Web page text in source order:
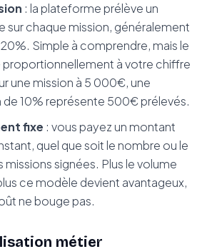
: la plateforme prélève un
sur chaque mission, généralement
Simple à comprendre, mais le
à votre chiffre
une mission à 5 000€, une
10% représente 500€ prélevés.
fixe : vous payez un montant
quel que soit le nombre ou le
signées. Plus le volume
ce modèle devient avantageux,
ne bouge pas.
métier